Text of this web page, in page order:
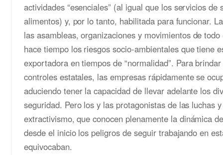
actividades “esenciales” (al igual que los servicios de
alimentos) y, por lo tanto, habilitada para funcionar.
las asambleas, organizaciones y movimientos de
hace tiempo los riesgos socio-ambientales que tiene
exportadora en tiempos de “normalidad”. Para
controles estatales, las empresas rápidamente se
aduciendo tener la capacidad de llevar adelante los
seguridad. Pero los y las protagonistas de las luchas
extractivismo, que conocen plenamente la dinámica
desde el inicio los peligros de seguir trabajando en
equivocaban.